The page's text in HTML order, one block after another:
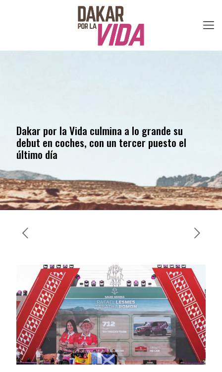
Dakar por la Vida culmina a lo grande su
debut en coches, con un tercer puesto el
último día